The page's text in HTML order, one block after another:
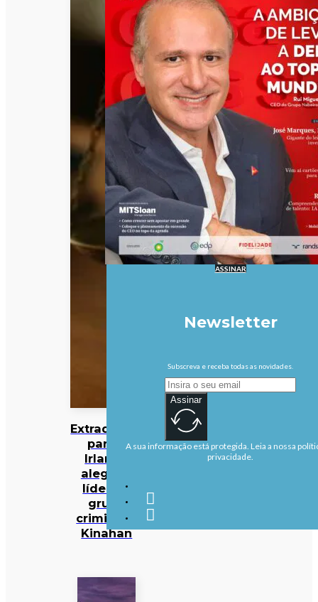
Extraditado
para a
Irlanda
alegado
líder do
grupo
criminoso
Kinahan
ASSINAR
Newsletter
Subscreva e receba todas as novidades.
Assinar
A sua informação está protegida. Leia a nossa
privacidade.